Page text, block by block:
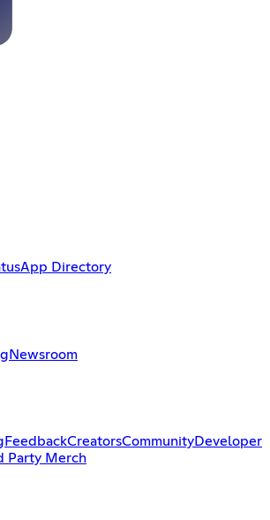
App Directory
Newsroom
FeedbackCreatorsCommunityDeveloper
Party Merch